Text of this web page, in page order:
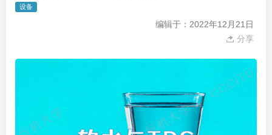
设备
编辑于：2022年12月21日
分享